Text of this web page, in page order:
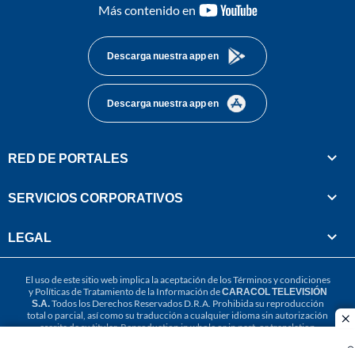
Más contenido en
youtube-
Descarga nuestra app en
Descarga nuestra app en
RED DE PORTALES
SERVICIOS CORPORATIVOS
LEGAL
El uso de este sitio web implica la aceptación de losTérminos y condiciones
y Políticas de Tratamiento de la Información deCARACOL TELEVISIÓN
S.A.Todos los Derechos Reservados D.R.A. Prohibida su reproducción
total o parcial, así como su traducción a cualquier idioma sin autorización
escrita de su titular. Reproduction in whole or in part, or translation